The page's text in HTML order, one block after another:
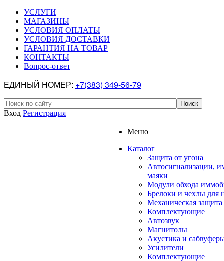
УСЛУГИ
МАГАЗИНЫ
УСЛОВИЯ ОПЛАТЫ
УСЛОВИЯ ДОСТАВКИ
ГАРАНТИЯ НА ТОВАР
КОНТАКТЫ
Вопрос-ответ
ЕДИНЫЙ НОМЕР: +7(383) 349-56-79
Вход Регистрация
Меню
Каталог
Защита от угона
Автосигнализации,
маяки
Модули обхода
Брелоки и чехлы для
Механическая защита
Комплектующие
Автозвук
Магнитолы
Акустика и
Усилители
Комплектующие